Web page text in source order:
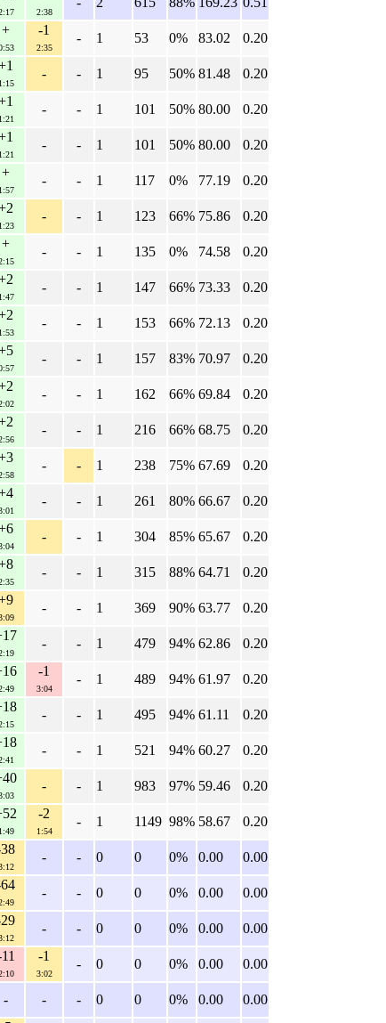
2:38
+ -1
2:35
- 1 53 0% 83.02 0.20
1:15
- - 1 95 50% 81.48 0.20
1:21
- - 1 101 50% 80.00 0.20
1:21
- - 1 101 50% 80.00 0.20
+
1:57
- - 1 117 0% 77.19 0.20
1:23
- - 1 123 66% 75.86 0.20
+
- - 1 135 0% 74.58 0.20
1:47
- - 1 147 66% 73.33 0.20
1:53
- - 1 153 66% 72.13 0.20
- - 1 157 83% 70.97 0.20
- - 1 162 66% 69.84 0.20
- - 1 216 66% 68.75 0.20
- - 1 238 75% 67.69 0.20
- - 1 261 80% 66.67 0.20
- - 1 304 85% 65.67 0.20
- - 1 315 88% 64.71 0.20
- - 1 369 90% 63.77 0.20
- - 1 479 94% 62.86 0.20
-1
3:04
- 1 489 94% 61.97 0.20
- - 1 495 94% 61.11 0.20
- - 1 521 94% 60.27 0.20
- - 1 983 97% 59.46 0.20
1:49
-2
1:54
- 1 1149 98% 58.67 0.20
- - 0 0 0% 0.00 0.00
- - 0 0 0% 0.00 0.00
- - 0 0 0% 0.00 0.00
-1
3:02
- 0 0 0% 0.00 0.00
- - - 0 0 0% 0.00
0.00